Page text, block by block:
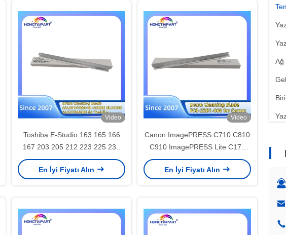
Ağ
Video
Toshiba E-Studio 163 165 166
167 203 205 212 223 225 230
2306 232 233 237 242 245 255
256 257 280 282 283 Silgi bıçağı
BL2320D 6LA27845000
En İyi Fiyatı Alın
Video
Canon ImagePRESS C710 C810
C910 ImagePRESS Lite C170
C165 IR ADV C7055 C7065
C7260 C7270 C7565i C7570i
En İyi Fiyatı Alın